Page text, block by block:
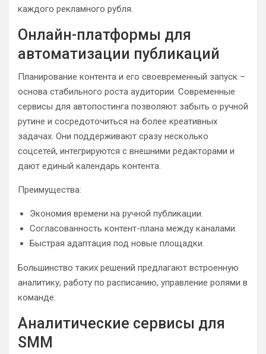
каждого рекламного рубля.
Онлайн-платформы для
автоматизации публикаций
Планирование контента и его своевременный запуск –
основа стабильного роста аудитории. Современные
сервисы для автопостинга позволяют забыть о ручной
рутине и сосредоточиться на более креативных
задачах. Они поддерживают сразу несколько
соцсетей, интегрируются с внешними редакторами и
дают единый календарь контента.
Преимущества:
Экономия времени на ручной публикации.
Согласованность контент-плана между каналами.
Быстрая адаптация под новые площадки.
Большинство таких решений предлагают встроенную
аналитику, работу по расписанию, управление ролями в
команде.
Аналитические сервисы для
SMM